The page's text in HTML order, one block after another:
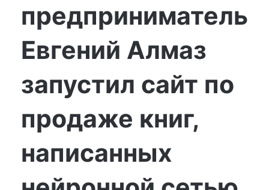
предприниматель
Евгений Алмаз
запустил сайт по
продаже книг,
написанных